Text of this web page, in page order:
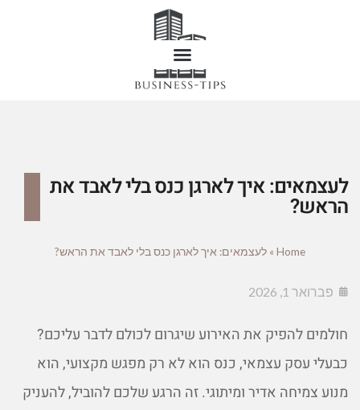
לעצמאים: איך לארגן כנס בלי לאבד את
הראש?
Home
» לעצמאים: איך לארגן כנס בלי לאבד את הראש?
פברואר 1, 2026
חולמים להפיק את האירוע שיגרום לכולם לדבר עליכם?
כבעלי עסק עצמאי, כנס הוא לא רק מפגש מקצועי, הוא
מנוע צמיחה אדיר ומיתוגי. זה הרגע שלכם להוביל, להעניק